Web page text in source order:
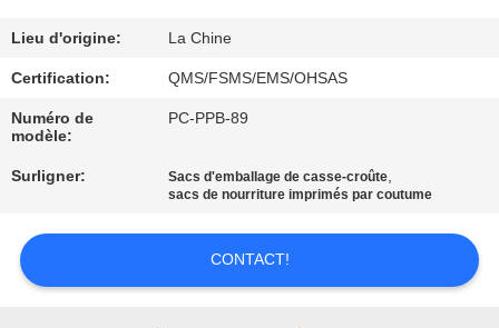
LA
QUALITÉ
DEMANDE
DE
Lieu d'origine: La Chine
Certification: QMS/FSMS/EMS/OHSAS
Numéro de
modèle:
PC-PPB-89
Surligner: Sacs d'emballage de casse-croûte,
sacs de nourriture imprimés par coutume
CONTACT!